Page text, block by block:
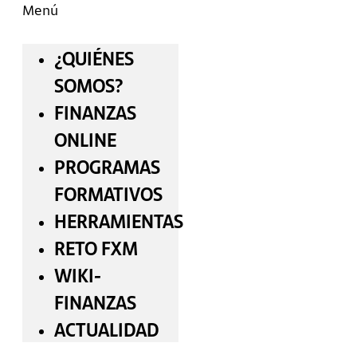
Menú
¿QUIÉNES
SOMOS?
FINANZAS
ONLINE
PROGRAMAS
FORMATIVOS
HERRAMIENTAS
RETO FXM
WIKI-
FINANZAS
ACTUALIDAD